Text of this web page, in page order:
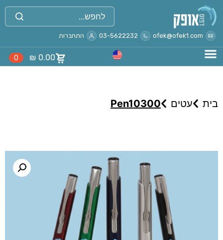
ofek@ofek1.com
03-5622232 התחברות
₪ 0.00
0
בית עטים Pen10300